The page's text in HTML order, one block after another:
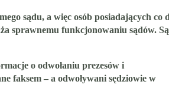
sądu, a więc osób posiadających co
sprawnemu funkcjonowaniu sądów.
o odwołaniu prezesów i
faksem – a odwoływani sędziowie w